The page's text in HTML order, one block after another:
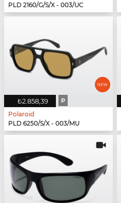
PLD 2160/G/S/X - 003/UC
₺2.858,39 P
Polaroid
PLD 6250/S/X - 003/MU